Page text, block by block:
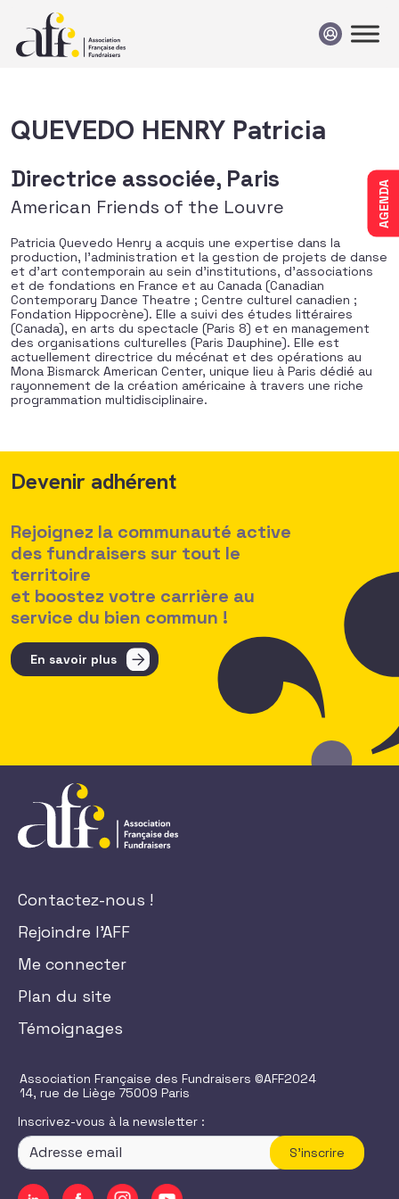
AGENDA
QUEVEDO HENRY Patricia
Directrice associée, Paris
American Friends of the Louvre
Patricia Quevedo Henry a acquis une expertise dans la
production, l’administration et la gestion de projets de danse
et d’art contemporain au sein d’institutions, d’associations
et de fondations en France et au Canada (Canadian
Contemporary Dance Theatre ; Centre culturel canadien ;
Fondation Hippocrène). Elle a suivi des études littéraires
(Canada), en arts du spectacle (Paris 8) et en management
des organisations culturelles (Paris Dauphine). Elle est
actuellement directrice du mécénat et des opérations au
Mona Bismarck American Center, unique lieu à Paris dédié au
rayonnement de la création américaine à travers une riche
programmation multidisciplinaire.
Devenir adhérent
Rejoignez la communauté active
des fundraisers sur tout le
territoire
et boostez votre carrière au
service du bien commun !
En savoir plus
Contactez-nous !
Rejoindre l'AFF
Me connecter
Plan du site
Témoignages
Association Française des Fundraisers ©AFF2024
14, rue de Liège 75009 Paris
Inscrivez-vous à la newsletter :
S'inscrire